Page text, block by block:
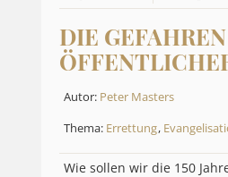
DIE GEFAHREN
Autor: Peter Masters
Thema: Errettung,
Wie sollen wir die 150